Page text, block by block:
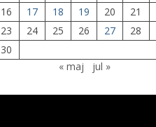
16
17 18 19 20 21
23
24 25 26 27 28
30
« maj
jul »